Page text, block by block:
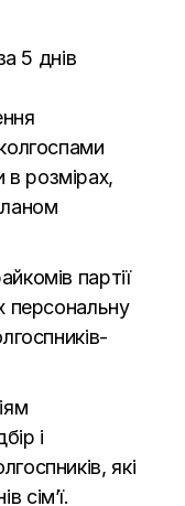
5 днів
в розмірах,
партії
персональну
і
які
сім’ї.